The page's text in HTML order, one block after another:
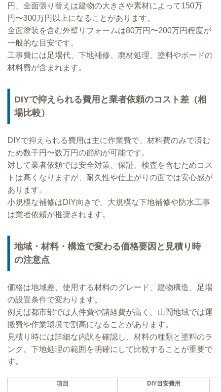
円、全面張り替えは建物の大きさや素材によって150万
円〜300万円以上になることがあります。
全面塗装を含む外壁リフォームは80万円〜200万円程度が
一般的な目安です。
工事費には足場代、下地補修、廃材処理、塗料やボードの
材料費が含まれます。
DIYで抑えられる費用と業者依頼のコスト差（相
場比較）
DIYで抑えられる費用は主に作業費で、材料費のみで済む
ため数千円〜数万円の節約が可能です。
対して業者依頼では安全対策、保証、検査を含むためコス
トは高くなりますが、耐久性や仕上がりの面では安心感が
あります。
小規模な補修はDIY向きで、大規模な下地補修や防水工事
は業者依頼が推奨されます。
地域・材料・構造で変わる価格要因と見積り時
の注意点
価格は地域差、使用する材料のグレード、建物構造、足場
の設置条件で変わります。
例えば都市部では人件費や諸経費が高く、山間地域では運
搬費や作業環境で割高になることがあります。
見積り時には詳細な内訳を確認し、材料の種類と塗料のラ
ンク、下地処理の範囲を明確にして比較することが重要で
す。
項目 DIY目安費用